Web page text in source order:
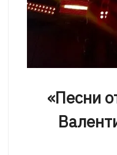
«Песни